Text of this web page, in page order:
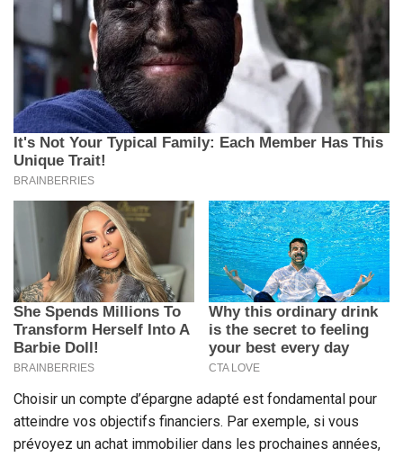
Choisir un compte d’épargne adapté est fondamental pour
atteindre vos objectifs financiers. Par exemple, si vous
prévoyez un achat immobilier dans les prochaines années,